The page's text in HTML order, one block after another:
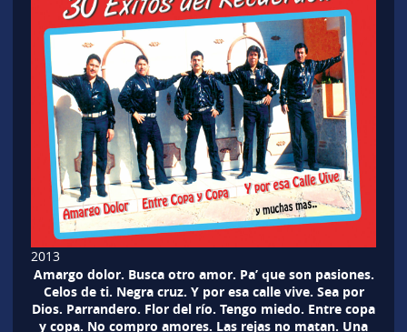
2013
Amargo dolor. Busca otro amor. Pa’ que son pasiones.
Celos de ti. Negra cruz. Y por esa calle vive. Sea por
Dios. Parrandero. Flor del río. Tengo miedo. Entre copa
y copa. No compro amores. Las rejas no matan. Una